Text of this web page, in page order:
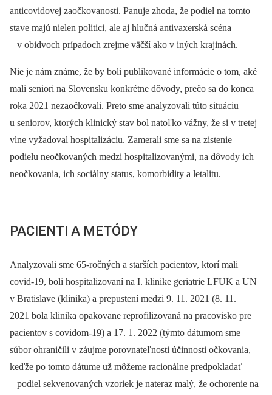
anticovidovej zaočkovanosti. Panuje zhoda, že podiel na tomto
stave majú nielen politici, ale aj hlučná antivaxerská scéna
–⁠ v obidvoch prípadoch zrejme väčší ako v iných krajinách.
Nie je nám známe, že by boli publikované informácie o tom, aké
mali seniori na Slovensku konkrétne dôvody, prečo sa do konca
roka 2021 nezaočkovali. Preto sme analyzovali túto situáciu
u seniorov, ktorých klinický stav bol natoľko vážny, že si v tretej
vlne vyžadoval hospitalizáciu. Zamerali sme sa na zistenie
podielu neočkovaných medzi hospitalizovanými, na dôvody ich
neočkovania, ich sociálny status, komorbidity a letalitu.
PACIENTI A METÓDY
Analyzovali sme 65-ročných a starších pacientov, ktorí mali
covid-19, boli hospitalizovaní na I. klinike geriatrie LFUK a UN
v Bratislave (klinika) a prepustení medzi 9. 11. 2021 (8. 11.
2021 bola klinika opakovane reprofilizovaná na pracovisko pre
pacientov s covidom-19) a 17. 1. 2022 (týmto dátumom sme
súbor ohraničili v záujme porovnateľnosti účinnosti očkovania,
keďže po tomto dátume už môžeme racionálne predpokladať
–⁠ podiel sekvenovaných vzoriek je nateraz malý, že ochorenie na